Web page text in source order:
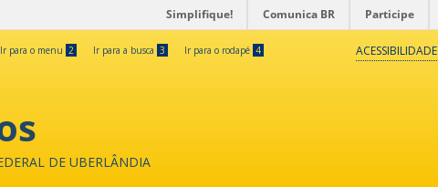
Simplifique! Comunica BR Participe
Ir para o menu 2 Ir para a busca 3 Ir para o rodapé 4 ACESSIBILIDADE
DE UBERLÂNDIA